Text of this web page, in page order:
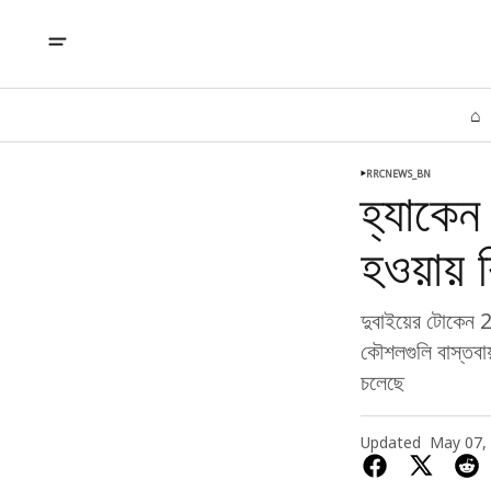
⌂
RRCNEWS_BN
হওয়ায়
দুবাইয়ের টোকেন
কৌশলগুলি
চলেছে
Updated May 07,